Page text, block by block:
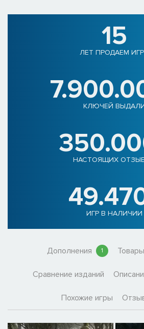
15
ЛЕТ ПРОДАЕМ
КЛЮЧЕЙ
НАСТОЯЩИХ
ИГР В НАЛИЧИИ
Дополнения 1
Сравнение изданий
Похожие игры